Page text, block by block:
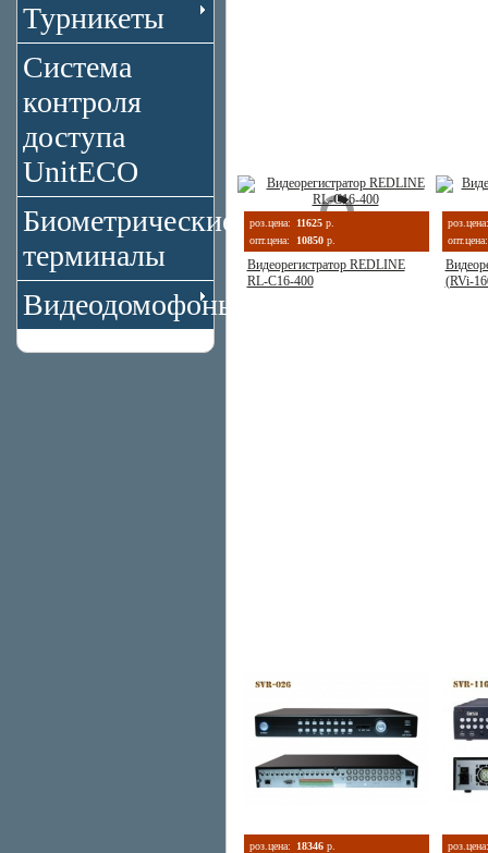
Турникеты
Система
контроля
доступа
UnitECO
Биометрические
терминалы
Видеодомофоны
роз.цена: 11625 р.
опт.цена:
10850 р.
Видеорегистратор REDLINE
RL-C16-400
роз.цена:
опт.цена:
(RVi-
роз.цена: 18346 р.
роз.цена: